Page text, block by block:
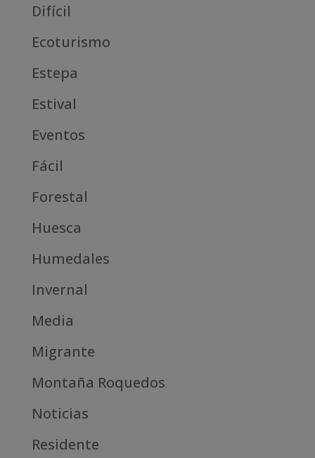
Difícil
Ecoturismo
Estepa
Estival
Eventos
Fácil
Forestal
Huesca
Humedales
Invernal
Media
Migrante
Montaña Roquedos
Noticias
Residente